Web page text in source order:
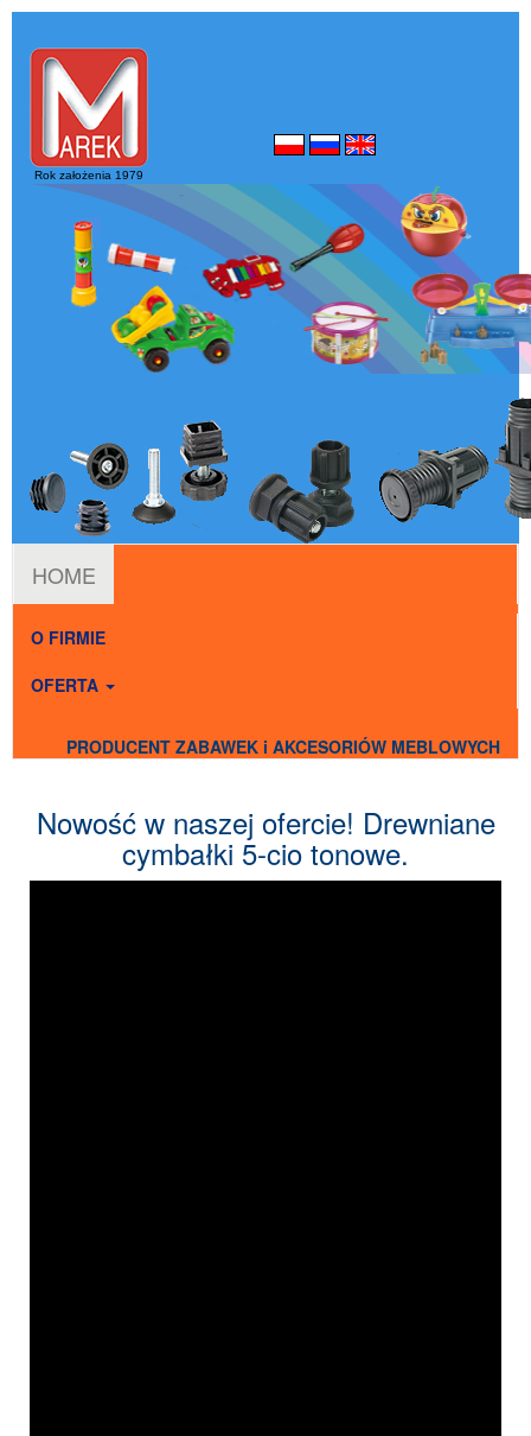
Rok założenia 1979
HOME
O FIRMIE
OFERTA
PRODUCENT ZABAWEK i AKCESORIÓW MEBLOWYCH
Nowość w naszej ofercie! Drewniane
cymbałki 5-cio tonowe.